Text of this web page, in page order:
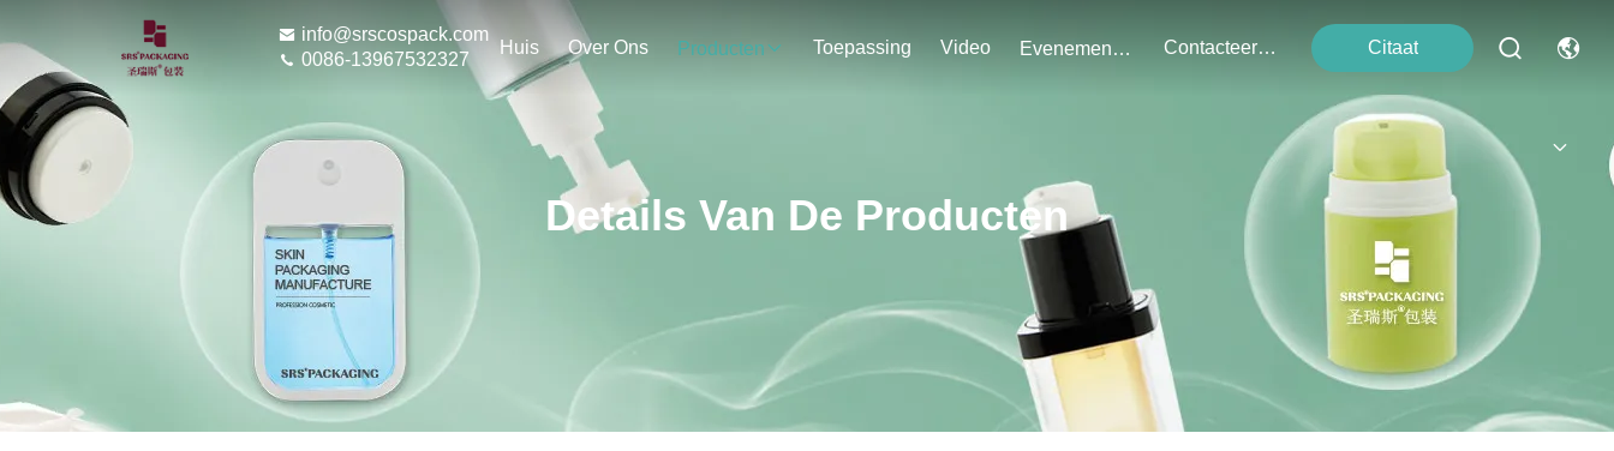
info@srscospack.com
0086-13967532327
Huis Over Ons Producten Toepassing Video Evenementen Contacteer Ons Citaat
Details Van De Producten